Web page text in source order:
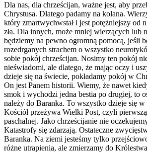
Dla nas, dla chrześcijan, ważne jest, aby
Chrystusa. Dlatego padamy na kolana.
który zmartwychwstał i jest potężniejszy od
zła. Dla innych, może mniej wierzących lub
będziemy na pewno ogromną pomocą, jeśli
rozedrganych strachem o wszystko
sobie pokój chrześcijan. Nosimy ten pokój
nieświadomi, ale dlatego, że mając oczy i
dzieje się na świecie, pokładamy pokój w
On jest Panem historii. Wiemy, że nawet
smok i wychodzi jedna bestia po drugiej, to
należy do Baranka. To wszystko dzieje się
Kościół przeżywa Wielki Post, czyli
paschalnej. Jako chrześcijanie nie
Katastrofy się zdarzają. Ostateczne
Baranka. Na ziemi jesteśmy tylko
różne utrapienia, ale zmierzamy do